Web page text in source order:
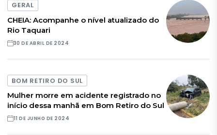
GERAL
CHEIA: Acompanhe o nível atualizado do
Rio Taquari
30 DE ABRIL DE 2024
BOM RETIRO DO SUL
Mulher morre em acidente registrado no
início dessa manhã em Bom Retiro do Sul
11 DE JUNHO DE 2024